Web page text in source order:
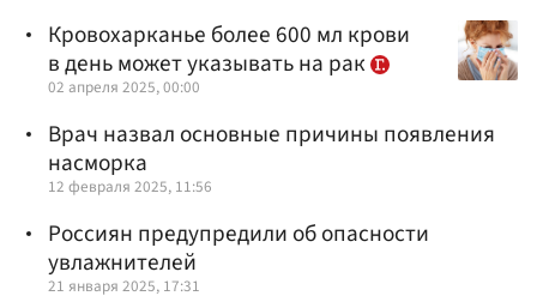
Кровохарканье более 600 мл крови
в день может указывать на рак
02 апреля 2025, 00:00
Врач назвал основные причины появления
насморка
12 февраля 2025, 11:56
Россиян предупредили об опасности
увлажнителей
21 января 2025, 17:31